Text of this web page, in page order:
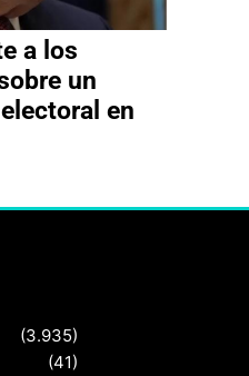
a los
un
en
(3.935)
(41)